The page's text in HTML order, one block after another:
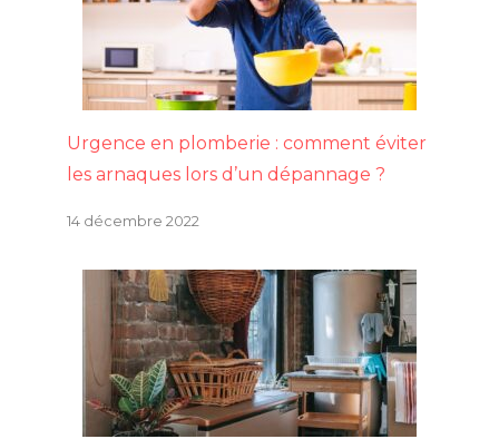
Urgence en plomberie : comment éviter
les arnaques lors d’un dépannage ?
14 décembre 2022